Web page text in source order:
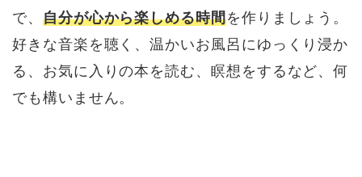
で、 自分が心から楽しめる時間を作りましょう。
好きな音楽を聴く、温かいお風呂にゆっくり浸か
る、お気に入りの本を読む、瞑想をするなど、何
でも構いません。